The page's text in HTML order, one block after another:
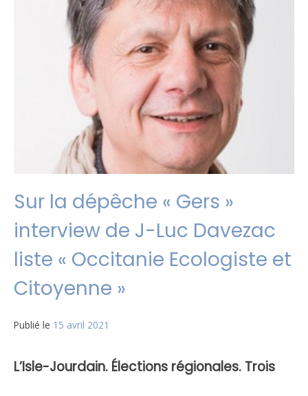
Sur la dépêche « Gers »
interview de J-Luc Davezac
liste « Occitanie Ecologiste et
Citoyenne »
Publié le 15 avril 2021
L’Isle-Jourdain. Élections régionales. Trois